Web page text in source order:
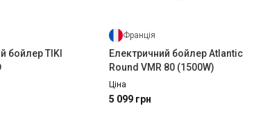
бойлер TIKI
Франція
Електричний бойлер Atlantic
Round VMR 80 (1500W)
Ціна
5 099 грн